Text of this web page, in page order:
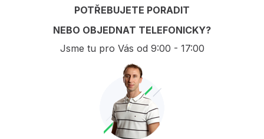
POTŘEBUJETE PORADIT
NEBO OBJEDNAT TELEFONICKY?
Jsme tu pro Vás od 9:00 - 17:00